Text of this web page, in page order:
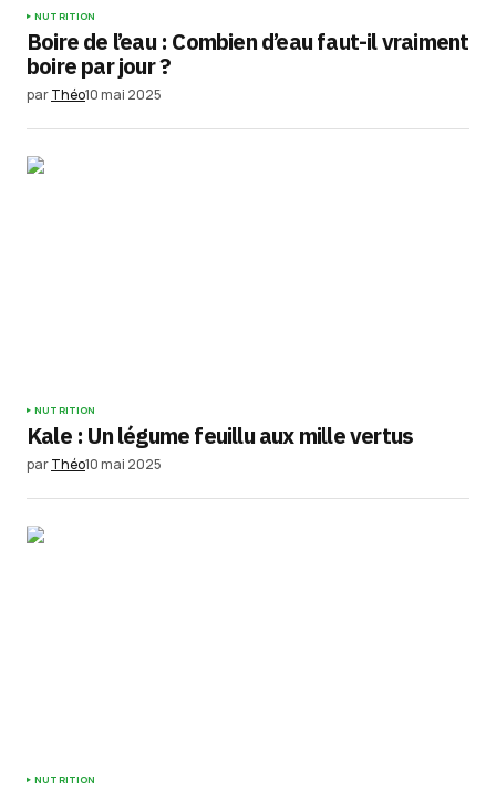
NUTRITION
Boire de l’eau : Combien d’eau faut-il vraiment
boire par jour ?
parThéo10 mai 2025
NUTRITION
Kale : Un légume feuillu aux mille vertus
parThéo10 mai 2025
NUTRITION